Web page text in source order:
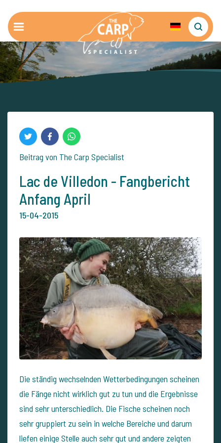
Beitrag von The Carp Specialist
Lac de Villedon - Fangbericht
Anfang April
15-04-2015
Die ständig wechselnden Wetterbedingungen scheinen
die Fänge nicht wirklich gut zu tun und die Ergebnisse
sind sehr unterschiedlich. Die Fische scheinen noch
sehr gruppiert zu sein in welche Bereiche und darum
liefen einige Stelle auch sehr gut und andere zeigten